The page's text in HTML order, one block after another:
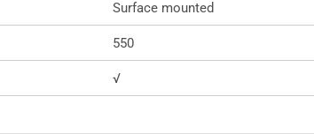
Surface mounted
550
√